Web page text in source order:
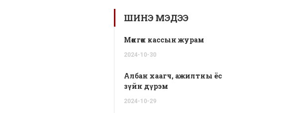
ШИНЭ МЭДЭЭ
Мөнгөн кассын журам
2024-10-30
Албан хаагч, ажилтны ёс
зүйн дүрэм
2024-10-29